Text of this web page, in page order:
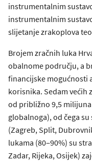
instrumentalnim
instrumentalnim
slijetanje zrakoplova
Brojem zračnih luka
obalnome području, a
financijske mogućnosti
korisnika. Sedam većih
od približno 9,5
globalnoga), od čega
(Zagreb, Split,
lukama (80‒90%) su
Zadar, Rijeka, Osijek)